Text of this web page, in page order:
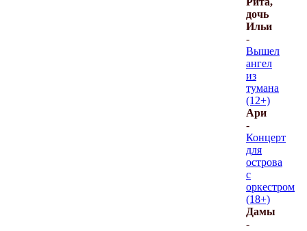
дочь
Ильи
-
Вышел
ангел
из
тумана
(12+)
Ари
-
Концерт
для
острова
с
оркестром
(18+)
Дамы
-